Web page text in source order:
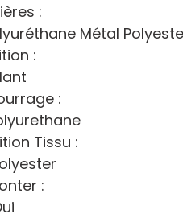
:
Métal
:
:
Tissu :
: